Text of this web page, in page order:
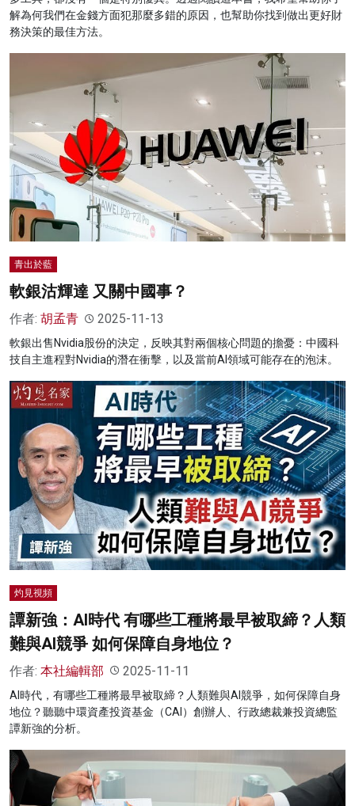
解為何我們在金錢方面犯那麼多錯的原因，也幫助你找到做出更好財
務決策的最佳方法。
青出於藍
軟銀沽輝達 又關中國事？
作者: 胡孟青 2025-11-13
軟銀出售Nvidia股份的決定，反映其對兩個核心問題的擔憂：中國科
技自主進程對Nvidia的潛在衝擊，以及當前AI領域可能存在的泡沫。
灼見視頻
譚新強：AI時代 有哪些工種將最早被取締？人類
難與AI競爭 如何保障自身地位？
作者: 本社編輯部 2025-11-11
AI時代，有哪些工種將最早被取締？人類難與AI競爭，如何保障自身
地位？聽聽中環資產投資基金（CAI）創辦人、行政總裁兼投資總監
譚新強的分析。